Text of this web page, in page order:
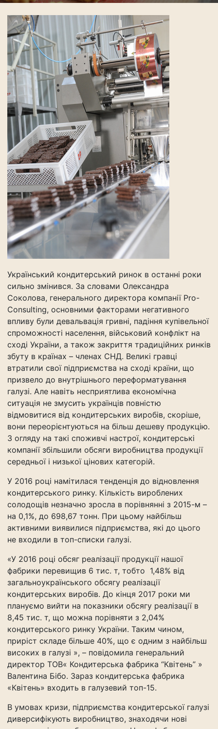
Український кондитерський ринок в останні роки
сильно змінився. За словами Олександра
Соколова, генерального директора компанії Pro-
Consulting, основними факторами негативного
впливу були девальвація гривні, падіння купівельної
спроможності населення, військовий конфлікт на
сході України, а також закриття традиційних ринків
збуту в країнах – членах СНД. Великі гравці
втратили свої підприємства на сході країни, що
призвело до внутрішнього переформатування
галузі. Але навіть несприятлива економічна
ситуація не змусить українців повністю
відмовитися від кондитерських виробів, скоріше,
вони переорієнтуються на більш дешеву продукцію.
З огляду на такі споживчі настрої, кондитерські
компанії збільшили обсяги виробництва продукції
середньої і низької цінових категорій.
У 2016 році намітилася тенденція до відновлення
кондитерського ринку. Кількість вироблених
солодощів незначно зросла в порівнянні з 2015-м –
на 0,1%, до 698,67 тонн. При цьому найбільш
активними виявилися підприємства, які до цього
не входили в топ-списки галузі.
«У 2016 році обсяг реалізації продукції нашої
фабрики перевищив 6 тис. т, тобто 1,48% від
загальноукраїнського обсягу реалізації
кондитерських виробів. До кінця 2017 роки ми
плануємо вийти на показники обсягу реалізації в
8,45 тис. т, що можна порівняти з 2,04%
кондитерського ринку України. Таким чином,
приріст складе більше 40%, що є одним з найбільш
високих в галузі », – повідомила генеральний
директор ТОВ« Кондитерська фабрика “Квітень” »
Валентина Бібо. Зараз кондитерська фабрика
«Квітень» входить в галузевий топ-15.
В умовах кризи, підприємства кондитерської галузі
диверсифікують виробництво, знаходячи нові